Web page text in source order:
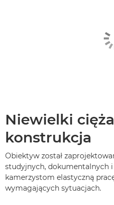
Niewielki
konstrukcja
Obiektyw został
studyjnych, dokumentalnych
kamerzystom elastyczną
wymagających sytuacjach.